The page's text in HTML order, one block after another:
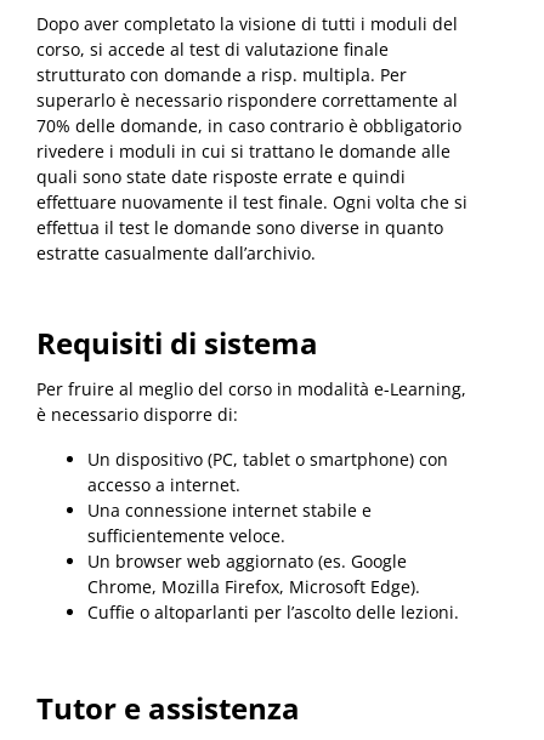
Dopo aver completato la visione di tutti i moduli del
corso, si accede al test di valutazione finale
strutturato con domande a risp. multipla. Per
superarlo è necessario rispondere correttamente al
70% delle domande, in caso contrario è obbligatorio
rivedere i moduli in cui si trattano le domande alle
quali sono state date risposte errate e quindi
effettuare nuovamente il test finale. Ogni volta che si
effettua il test le domande sono diverse in quanto
estratte casualmente dall’archivio.
Requisiti di sistema
Per fruire al meglio del corso in modalità e-Learning,
è necessario disporre di:
Un dispositivo (PC, tablet o smartphone) con
accesso a internet.
Una connessione internet stabile e
sufficientemente veloce.
Un browser web aggiornato (es. Google
Chrome, Mozilla Firefox, Microsoft Edge).
Cuffie o altoparlanti per l’ascolto delle lezioni.
Tutor e assistenza